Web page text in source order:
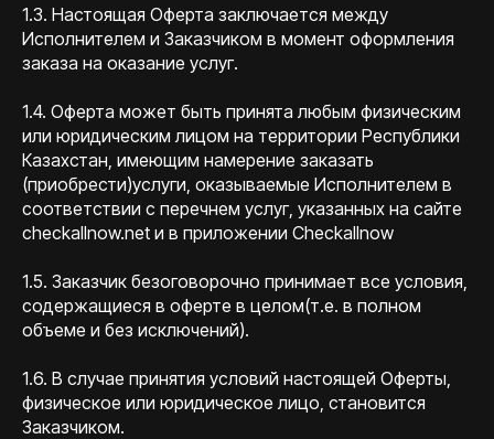
1.3. Настоящая Оферта заключается между
Исполнителем и Заказчиком в момент оформления
заказа на оказание услуг.
1.4. Оферта может быть принята любым физическим
или юридическим лицом на территории Республики
Казахстан, имеющим намерение заказать
(приобрести)услуги, оказываемые Исполнителем в
соответствии с перечнем услуг, указанных на сайте
checkallnow.net и в приложении Checkallnow
1.5. Заказчик безоговорочно принимает все условия,
содержащиеся в оферте в целом(т.е. в полном
объеме и без исключений).
1.6. В случае принятия условий настоящей Оферты,
физическое или юридическое лицо, становится
Заказчиком.